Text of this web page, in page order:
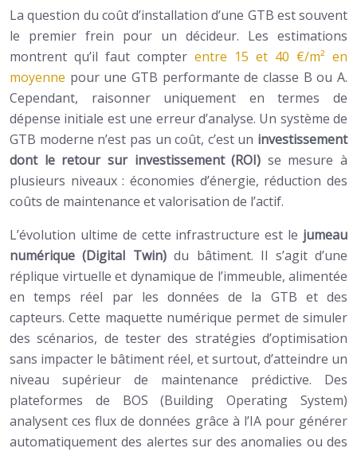
La question du coût d’installation d’une GTB est souvent
le premier frein pour un décideur. Les estimations
montrent qu’il faut compter entre 15 et 40 €/m² en
moyenne pour une GTB performante de classe B ou A.
Cependant, raisonner uniquement en termes de
dépense initiale est une erreur d’analyse. Un système de
GTB moderne n’est pas un coût, c’est un investissement
dont le retour sur investissement (ROI) se mesure à
plusieurs niveaux : économies d’énergie, réduction des
coûts de maintenance et valorisation de l’actif.
L’évolution ultime de cette infrastructure est le jumeau
numérique (Digital Twin)du bâtiment. Il s’agit d’une
réplique virtuelle et dynamique de l’immeuble, alimentée
en temps réel par les données de la GTB et des
capteurs. Cette maquette numérique permet de simuler
des scénarios, de tester des stratégies d’optimisation
sans impacter le bâtiment réel, et surtout, d’atteindre un
niveau supérieur de maintenance prédictive. Des
plateformes de BOS (Building Operating System)
analysent ces flux de données grâce à l’IA pour générer
automatiquement des alertes sur des anomalies ou des